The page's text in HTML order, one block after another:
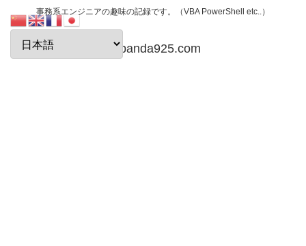
事務系エンジニアの趣味の記録です。（VBA PowerShell etc..）
papanda925.com